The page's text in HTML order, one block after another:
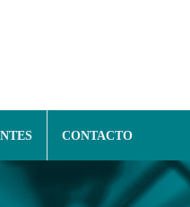
CONTACTO